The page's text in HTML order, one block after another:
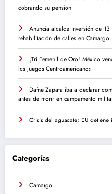
cobrando su pensión
Anuncia alcalde inversión de
rehabilitación de calles en Camargo
¡Tri Femenil de Oro! México
los Juegos Centroamericanos
Dafne Zapata iba a declarar
antes de morir en campamento
Crisis del aguacate; EU
Categorías
Camargo